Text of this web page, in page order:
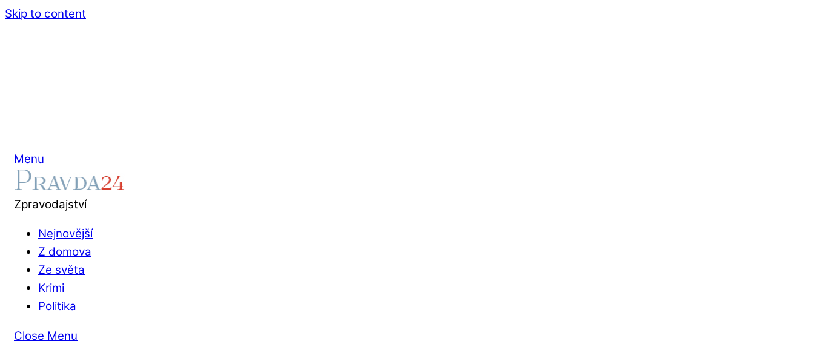
Skip to content
Menu
Zpravodajství
Nejnovější
Z domova
Ze světa
Krimi
Politika
Close Menu